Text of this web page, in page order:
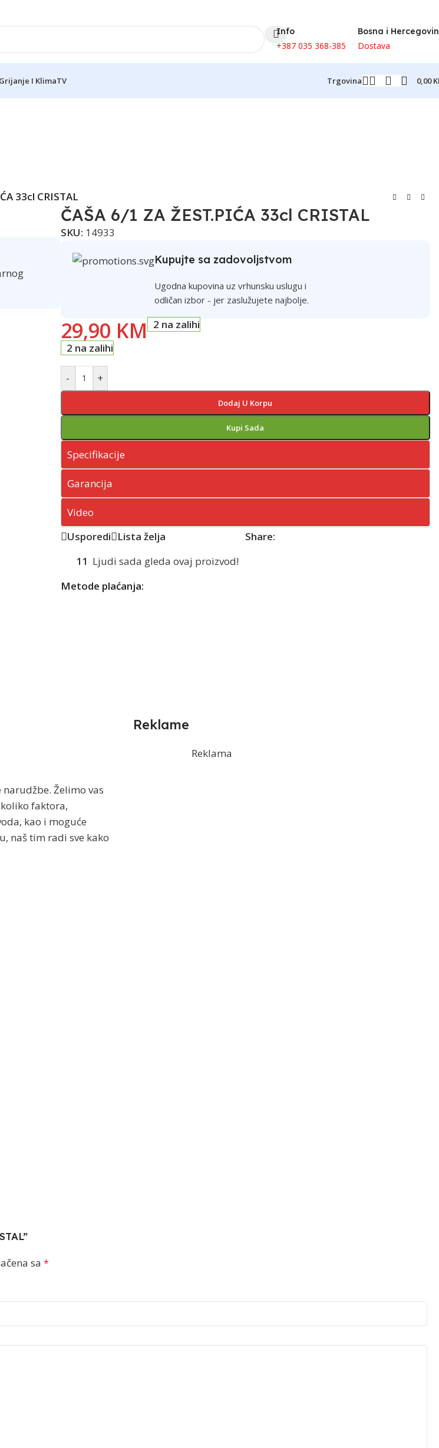
Info
+387 035 368-385
Bosna i
Dostava
Grijanje I KlimaTV Trgovina 0,00
33cl CRISTAL
ČAŠA 6/1 ZA ŽEST.PIĆA 33cl CRISTAL
SKU: 14933
Kupujte sa zadovoljstvom
Ugodna kupovina uz vrhunsku uslugu i
odličan izbor - jer zaslužujete najbolje.
29,90 KM
2 na zalihi
2 na zalihi
- +
Dodaj U Korpu
Kupi Sada
Specifikacije
Garancija
Video
Usporedi
Lista želja
Share:
11 Ljudi sada gleda ovaj proizvod!
Metode plaćanja:
Želimo vas
faktora,
kao i moguće
naš tim radi sve kako
Reklame
Reklama
sa *